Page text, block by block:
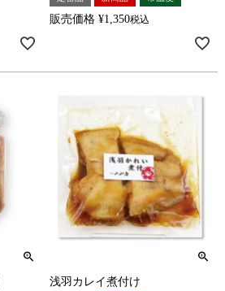
販売価格 ¥1,350税込
浅羽カレイ煮付け